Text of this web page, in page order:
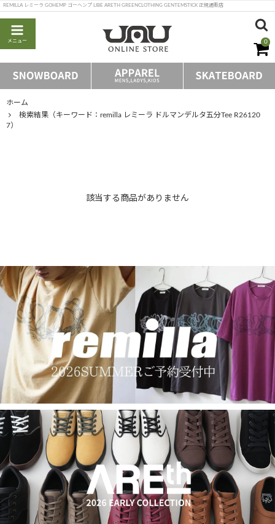
REMILLA レミーラ GOHEMP ゴーヘンプ LIBE ARETH GREENCLOTHING GENTEMSTICK 正規通販店
メニュー 0
ホーム
検索結果（キーワード：remilla レミーラ ドルマンデルタ五分Tee R26120
7）
該当する商品がありません